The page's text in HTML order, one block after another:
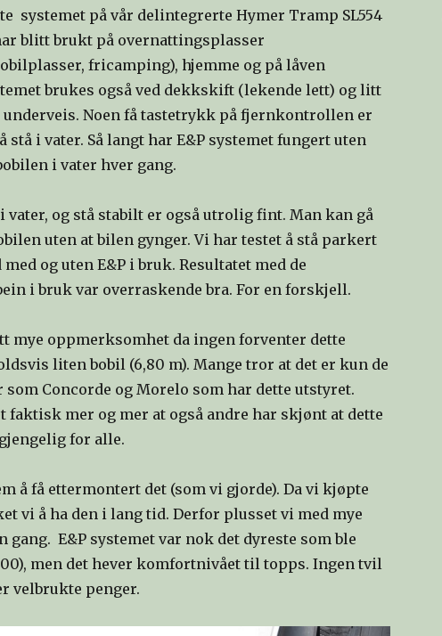
systemet på vår delintegrerte Hymer Tramp SL554
blitt brukt på overnattingsplasser
fricamping), hjemme og på låven
brukes også ved dekkskift (lekende lett) og litt
Noen få tastetrykk på fjernkontrollen er
i vater. Så langt har E&P systemet fungert uten
i vater hver gang.
vater, og stå stabilt er også utrolig fint. Man kan gå
uten at bilen gynger. Vi har testet å stå parkert
og uten E&P i bruk. Resultatet med de
i bruk var overraskende bra. For en forskjell.
mye oppmerksomhet da ingen forventer dette
liten bobil (6,80 m). Mange tror at det er kun de
Concorde og Morelo som har dette utstyret.
faktisk mer og mer at også andre har skjønt at dette
for alle.
å få ettermontert det (som vi gjorde). Da vi kjøpte
vi å ha den i lang tid. Derfor plusset vi med mye
gang. E&P systemet var nok det dyreste som ble
men det hever komfortnivået til topps. Ingen tvil
velbrukte penger.